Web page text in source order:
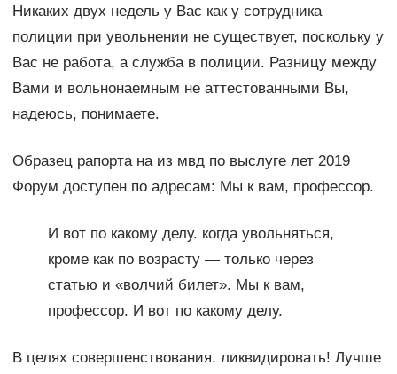
Никаких двух недель у Вас как у сотрудника
полиции при увольнении не существует, поскольку у
Вас не работа, а служба в полиции. Разницу между
Вами и вольнонаемным не аттестованными Вы,
надеюсь, понимаете.
Образец рапорта на из мвд по выслуге лет 2019
Форум доступен по адресам: Мы к вам, профессор.
И вот по какому делу. когда увольняться,
кроме как по возрасту — только через
статью и «волчий билет». Мы к вам,
профессор. И вот по какому делу.
В целях совершенствования. ликвидировать! Лучше